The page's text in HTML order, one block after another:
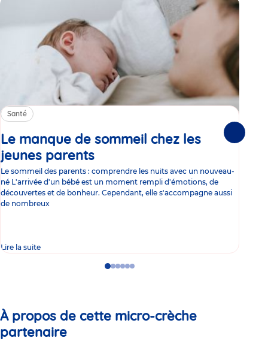
Santé
Le manque de sommeil chez les
jeunes parents
Le sommeil des parents : comprendre les nuits avec un nouveau-
né L'arrivée d'un bébé est un moment rempli d'émotions, de
découvertes et de bonheur. Cependant, elle s'accompagne aussi
de nombreux
Lire la suite
GoGoGoGo
GoGo
À propos de cette micro-crèche
partenaire